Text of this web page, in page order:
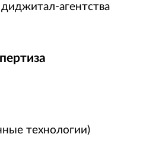
агентства
технологии)